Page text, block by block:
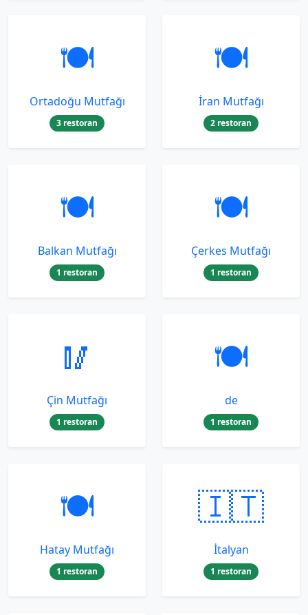
🍽️
Ortadoğu Mutfağı
3 restoran
🍽️
İran Mutfağı
2 restoran
🍽️
Balkan Mutfağı
1 restoran
🍽️
Çerkes Mutfağı
1 restoran
🥢
Çin Mutfağı
1 restoran
🍽️
de
1 restoran
🍽️
Hatay Mutfağı
1 restoran
🇮🇹
İtalyan
1 restoran